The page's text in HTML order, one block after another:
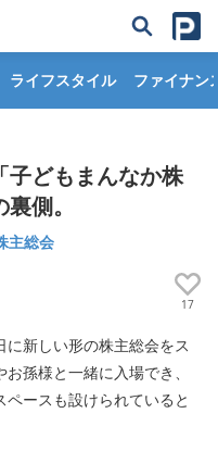
ライフスタイル ファイナン
子どもまんなか株
側。
主総会
17
新しい形の株主総会をス
孫様と一緒に入場でき、
ースも設けられていると